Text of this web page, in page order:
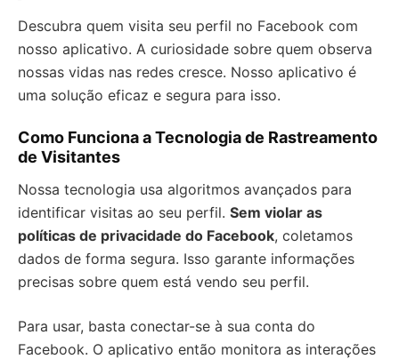
Descubra quem visita seu perfil no Facebook com
nosso aplicativo. A curiosidade sobre quem observa
nossas vidas nas redes cresce. Nosso aplicativo é
uma solução eficaz e segura para isso.
Como Funciona a Tecnologia de Rastreamento
de Visitantes
Nossa tecnologia usa algoritmos avançados para
identificar visitas ao seu perfil. Sem violar as
políticas de privacidade do Facebook, coletamos
dados de forma segura. Isso garante informações
precisas sobre quem está vendo seu perfil.
Para usar, basta conectar-se à sua conta do
Facebook. O aplicativo então monitora as interações